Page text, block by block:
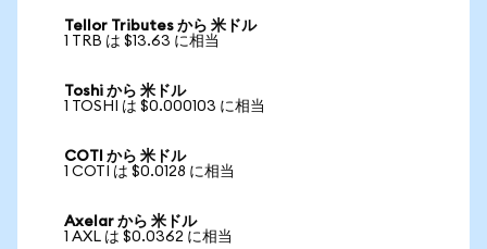
Tellor Tributes から 米ドル
1 TRB は $13.63 に相当
Toshi から 米ドル
1 TOSHI は $0.000103 に相当
COTI から 米ドル
1 COTI は $0.0128 に相当
Axelar から 米ドル
1 AXL は $0.0362 に相当